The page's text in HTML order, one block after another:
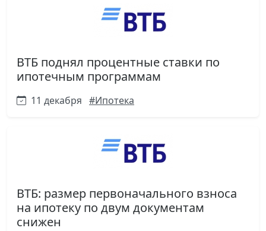
ВТБ поднял процентные ставки по
ипотечным программам
11 декабря #Ипотека
ВТБ: размер первоначального взноса
на ипотеку по двум документам
снижен